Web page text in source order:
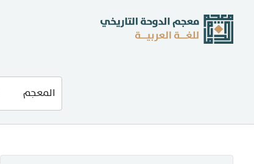
المعجم